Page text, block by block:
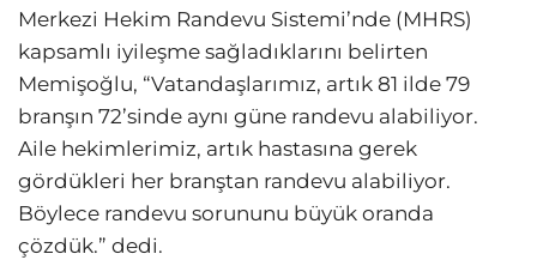
Merkezi Hekim Randevu Sistemi’nde (MHRS)
kapsamlı iyileşme sağladıklarını belirten
Memişoğlu, “Vatandaşlarımız, artık 81 ilde 79
branşın 72’sinde aynı güne randevu alabiliyor.
Aile hekimlerimiz, artık hastasına gerek
gördükleri her branştan randevu alabiliyor.
Böylece randevu sorununu büyük oranda
çözdük.” dedi.